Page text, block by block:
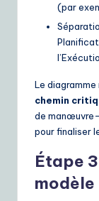
(par
Le
chemin
de
pour finaliser
Étape
modèle